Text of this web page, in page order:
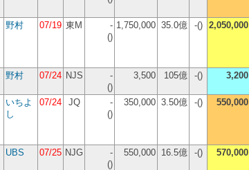
野村 07/19 東M
-
()
1,750,000 35.0億 -() 2,050,000
野村 07/24 NJS
-
()
3,500 105億 -() 3,200
いちよ
し
07/24 JQ
-
()
350,000 3.50億 -() 550,000
UBS 07/25 NJG
-
()
550,000 16.5億 -() 570,000